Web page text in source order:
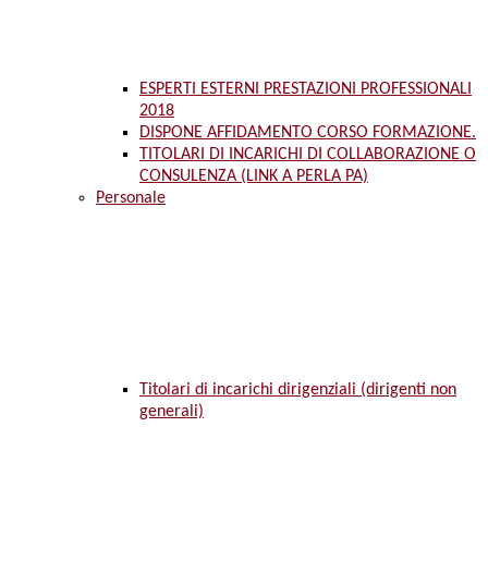
ESPERTI ESTERNI PRESTAZIONI PROFESSIONALI
2018
DISPONE AFFIDAMENTO CORSO FORMAZIONE.
TITOLARI DI INCARICHI DI COLLABORAZIONE O
CONSULENZA (LINK A PERLA PA)
Personale
Titolari di incarichi dirigenziali (dirigenti non
generali)